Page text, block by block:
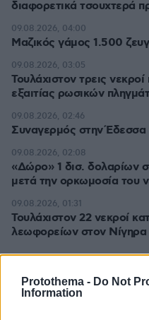
Protothema - Do Not
Information
διαφορετικά τσουχτερά
Μαζικός γάμος 1.500
09.08.2026, 04:00
Τουλάχιστον τρεις
εξαιτίας ρωσικών
09.08.2026, 03:05
Συναγερμός στην Έδεσσα
09.08.2026, 02:46
«Δώρο» 1 δισ. δολαρίων
μετά την ορκωμοσία του
09.08.2026, 02:08
Τουλάχιστον 22 νεκροί
λεωφορείων στον Νίγηρα
09.08.2026, 01:31
ΔΕΙΤΕ ΟΛΕΣ ΤΙΣ